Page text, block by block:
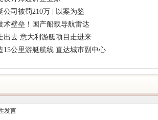
公司被罚210万 | 以案为鉴
术壁垒！国产船载导航雷达
出去 意大利游艇项目走进来
15公里游艇航线 直达城市副中心